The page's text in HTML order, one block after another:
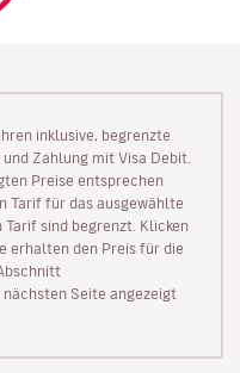
inklusive, begrenzte
Zahlung mit Visa Debit.
Preise entsprechen
Tarif für das ausgewählte
sind begrenzt. Klicken
erhalten den Preis für die
nächsten Seite angezeigt